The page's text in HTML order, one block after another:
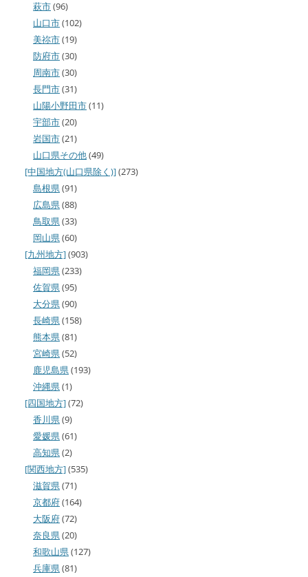
萩市(96)
山口市(102)
美祢市(19)
防府市(30)
周南市(30)
長門市(31)
山陽小野田市(11)
宇部市(20)
岩国市(21)
山口県その他(49)
[中国地方(山口県除く)](273)
島根県(91)
広島県(88)
鳥取県(33)
岡山県(60)
[九州地方](903)
福岡県(233)
佐賀県(95)
大分県(90)
長崎県(158)
熊本県(81)
宮崎県(52)
鹿児島県(193)
沖縄県(1)
[四国地方](72)
香川県(9)
愛媛県(61)
高知県(2)
[関西地方](535)
滋賀県(71)
京都府(164)
大阪府(72)
奈良県(20)
和歌山県(127)
兵庫県(81)